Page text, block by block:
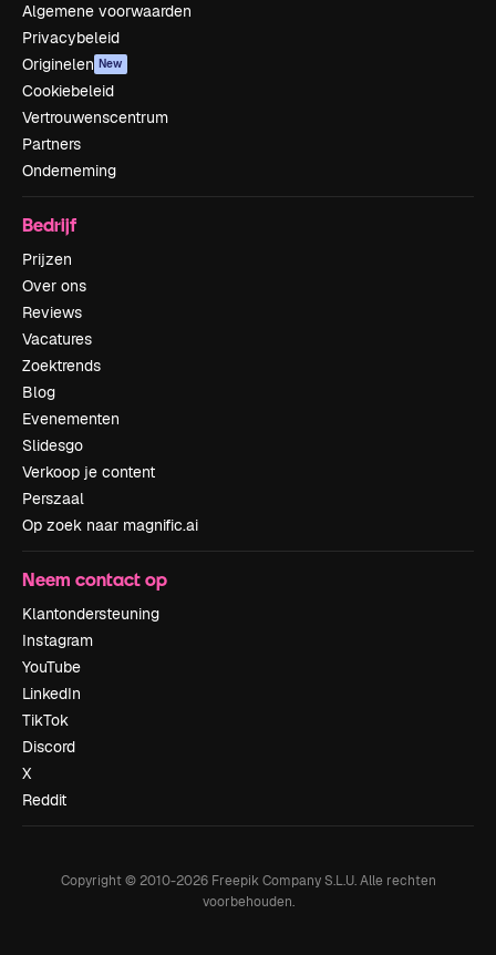
Algemene voorwaarden
Privacybeleid
Originelen New
Cookiebeleid
Vertrouwenscentrum
Partners
Onderneming
Bedrijf
Prijzen
Over ons
Reviews
Vacatures
Zoektrends
Blog
Evenementen
Slidesgo
Verkoop je content
Perszaal
Op zoek naar magnific.ai
Neem contact op
Klantondersteuning
Instagram
YouTube
LinkedIn
TikTok
Discord
X
Reddit
Copyright © 2010-2026Freepik Company S.L.U. Alle rechten
voorbehouden.